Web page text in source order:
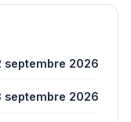
septembre 2026
septembre 2026